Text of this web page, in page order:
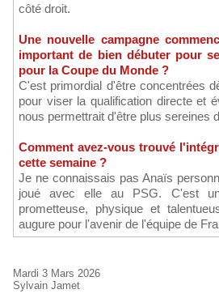
côté droit.
Une nouvelle campagne
important de bien débuter pour
pour la Coupe du Monde ?
C'est primordial d'être concentrées
pour viser la qualification directe et
nous permettrait d'être plus sereines
Comment avez-vous trouvé
cette semaine ?
Je ne connaissais pas Anaïs
joué avec elle au PSG. C'est
prometteuse, physique et
augure pour l'avenir de l'équipe de
Mardi 3 Mars 2026
Sylvain Jamet